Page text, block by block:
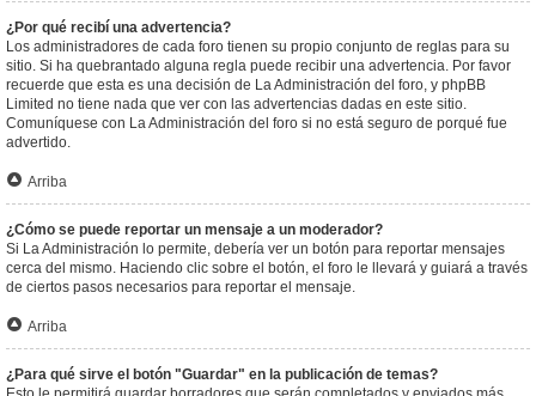
¿Por qué recibí una advertencia?
Los administradores de cada foro tienen su propio conjunto de reglas para su
sitio. Si ha quebrantado alguna regla puede recibir una advertencia. Por favor
recuerde que esta es una decisión de La Administración del foro, y phpBB
Limited no tiene nada que ver con las advertencias dadas en este sitio.
Comuníquese con La Administración del foro si no está seguro de porqué fue
advertido.
Arriba
¿Cómo se puede reportar un mensaje a un moderador?
Si La Administración lo permite, debería ver un botón para reportar mensajes
cerca del mismo. Haciendo clic sobre el botón, el foro le llevará y guiará a través
de ciertos pasos necesarios para reportar el mensaje.
Arriba
¿Para qué sirve el botón "Guardar" en la publicación de temas?